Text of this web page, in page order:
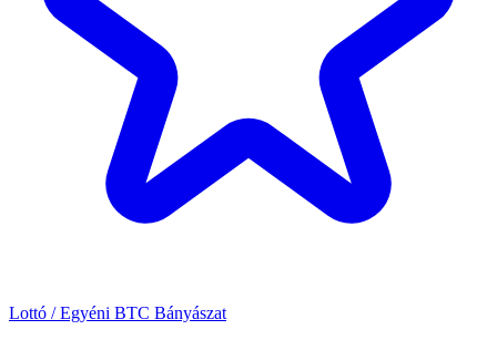
Lottó / Egyéni BTC Bányászat